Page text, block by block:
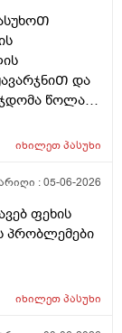
და
წოლა
და
ხომარ
მსუბუქი
იხილეთპასუხი
:05-06-2026
ფეხის
პრობლემები
იხილეთპასუხი